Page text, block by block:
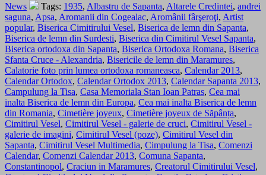
News
Tags: 1935, Albastru de Sapanta, Altarele Credintei, andrei
saguna, Apsa, Aromanii din Cogealac, Aromânii fârşeroţi, Artist
popular, Biserica Cimitirului Vesel, Biserica de lemn din Sapanta,
Biserica de lemn din Surdesti, Biserica din Cimitirul Vesel Sapanta,
Biserica ortodoxa din Sapanta, Biserica Ortodoxa Romana, Biserica
Sfanta Cruce - Alexandria, Bisericile de lemn din Maramures,
Calatorie foto prin lumea ortodoxa romaneasca, Calendar 2013,
Calendar Ortodox, Calendar Ortodox 2013, Calendar Sapanta 2013,
Campulung la Tisa, Casa Memoriala Stan Ioan Patras, Cea mai
inalta Biserica de lemn din Europa, Cea mai inalta Biserica de lemn
din Romania, Cimetière joyeux, Cimetière joyeux de Săpânța,
Cimitirul Vesel, Cimitirul Vesel - galerie de cruci, Cimitirul Vesel -
galerie de imagini, Cimitirul Vesel (poze), Cimitirul Vesel din
Sapanta, Cimitirul Vesel Multimedia, Cimpulung la Tisa, Comenzi
Calendar, Comenzi Calendar 2013, Comuna Sapanta,
Constantinopol, Craciun in Maramures, Creatorul Cimitirului Vesel,